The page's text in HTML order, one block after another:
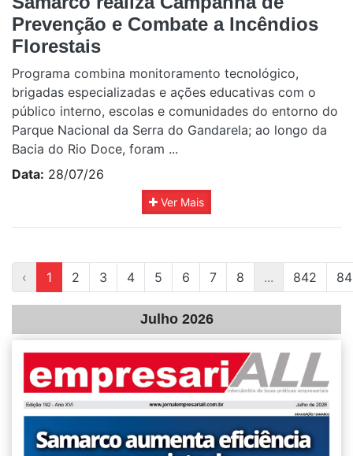
Prevenção e Combate a Incêndios
Florestais
Programa combina monitoramento tecnológico,
brigadas especializadas e ações educativas com o
público interno, escolas e comunidades do entorno do
Parque Nacional da Serra do Gandarela; ao longo da
Bacia do Rio Doce, foram ...
Data: 28/07/26
Ver Mais
‹ 1 2 3 4 5 6 7 8 ... 842
Julho 2026